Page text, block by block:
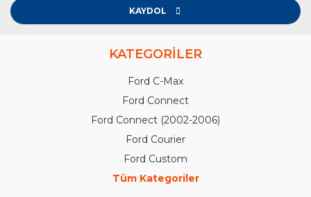
KAYDOL
KATEGORİLER
Ford C-Max
Ford Connect
Ford Connect (2002-2006)
Ford Courier
Ford Custom
Tüm Kategoriler